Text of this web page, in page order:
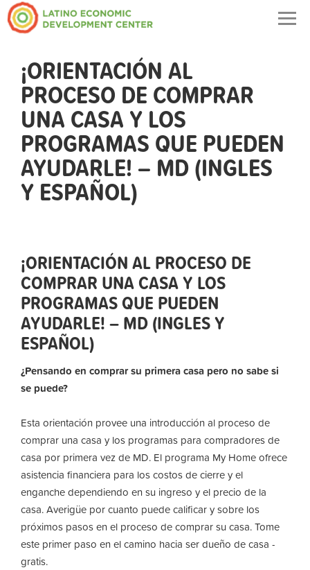
¡ORIENTACIÓN AL
PROCESO DE COMPRAR
UNA CASA Y LOS
PROGRAMAS QUE PUEDEN
AYUDARLE! – MD (INGLES
Y ESPAÑOL)
¡ORIENTACIÓN AL PROCESO DE
COMPRAR UNA CASA Y LOS
PROGRAMAS QUE PUEDEN
AYUDARLE! – MD (INGLES Y
ESPAÑOL)
¿Pensando en comprar su primera casa pero no sabe si
se puede?
Esta orientación provee una introducción al proceso de
comprar una casa y los programas para compradores de
casa por primera vez de MD. El programa My Home ofrece
asistencia financiera para los costos de cierre y el
enganche dependiendo en su ingreso y el precio de la
casa. Averigüe por cuanto puede calificar y sobre los
próximos pasos en el proceso de comprar su casa. Tome
este primer paso en el camino hacia ser dueño de casa -
gratis.